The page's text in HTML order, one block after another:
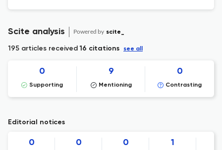
Scite analysis Powered by scite_
195 articles received16 citations see all
0
Supporting
9
Mentioning
0
Contrasting
Editorial notices
0 0 0 1